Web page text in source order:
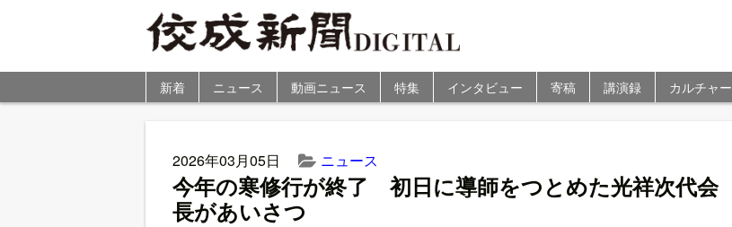
新着 ニュース 動画ニュース 特集 インタビュー 寄稿 講演録 カルチャー
2026年03月05日 ニュース
今年の寒修行が終了 初日に導師をつとめた光祥次代会
長があいさつ